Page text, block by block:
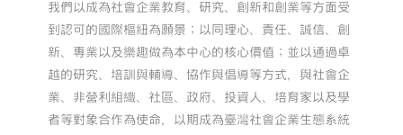
我們以成為社會企業教育、研究、創新和創業等方面受
到認可的國際樞紐為願景；以同理心、責任、誠信、創
新、專業以及樂趣做為本中心的核心價值；並以通過卓
越的研究、培訓與輔導、協作與倡導等方式，與社會企
業、非營利組織、社區、政府、投資人、培育家以及學
者等對象合作為使命，以期成為臺灣社會企業生態系統